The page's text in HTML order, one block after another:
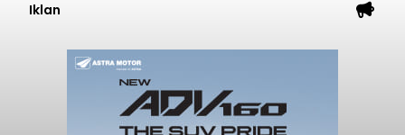
Iklan